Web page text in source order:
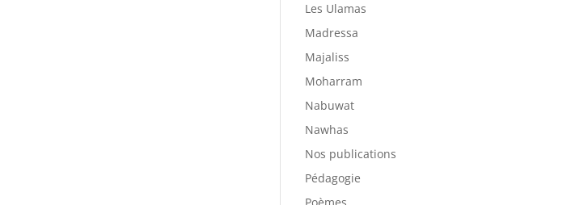
Les Ulamas
Madressa
Majaliss
Moharram
Nabuwat
Nawhas
Nos publications
Pédagogie